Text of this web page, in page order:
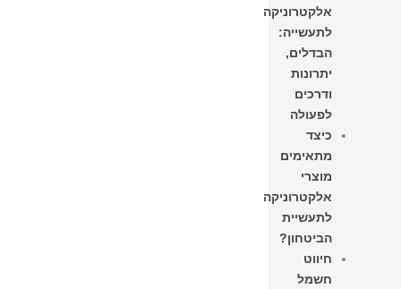
אלקטרוניקה
לתעשייה:
הבדלים,
יתרונות
ודרכים
לפעולה
כיצד
מתאימים
מוצרי
אלקטרוניקה
לתעשיית
הביטחון?
חיווט
חשמל